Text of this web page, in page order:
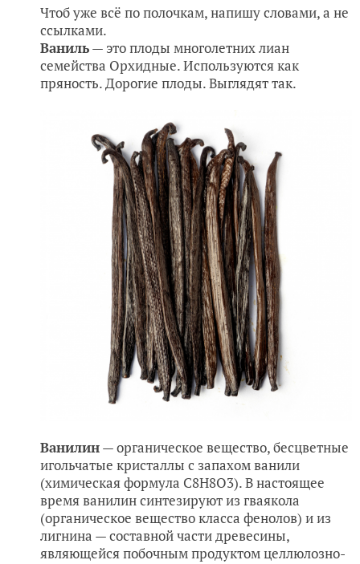
Чтоб уже всё по полочкам, напишу словами, а не
ссылками.
Ваниль— это плоды многолетних лиан
семейства Орхидные. Используются как
пряность. Дорогие плоды. Выглядят так.
Ванилин— органическое вещество, бесцветные
игольчатые кристаллы с запахом ванили
(химическая формула C8H8O3). В настоящее
время ванилин синтезируют из гваякола
(органическое вещество класса фенолов) и из
лигнина — составной части древесины,
являющейся побочным продуктом целлюлозно-